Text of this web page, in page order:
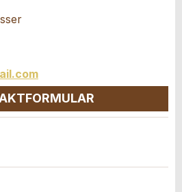
wird eine Kopie der E-Mail
für die